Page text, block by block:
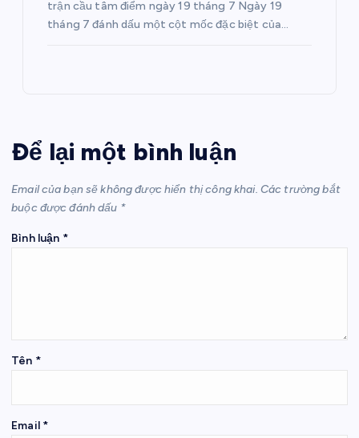
trận cầu tâm điểm ngày 19 tháng 7 Ngày 19
tháng 7 đánh dấu một cột mốc đặc biệt của…
Để lại một bình luận
Email của bạn sẽ không được hiển thị công khai. Các trường bắt
buộc được đánh dấu *
Bình luận *
Tên *
Email *